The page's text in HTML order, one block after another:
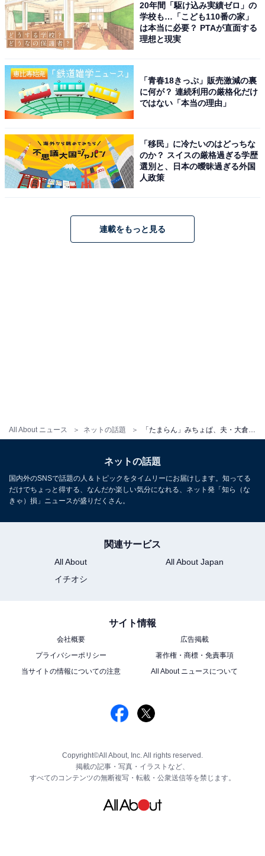
All About ニュース ネットの話題
20年間「駆け込み実績ゼロ」の
学校も…「こども110番の家」
は本当に必要？ PTAが直面する
理想と現実
「青春18きっぷ」販売激減の裏
に何が？ 連続利用の厳格化だけ
ではない「本当の理由」
「移民」に冷たいのはどっちな
のか？ スイスの厳格過ぎる学歴
選別と、日本の曖昧過ぎる外国
人政策
連載をもっと見る
ネットの話題
国内外のSNSで話題の人＆トピックをタイムリーにお届けします。知ってる
だけでちょっと得する、なんだか楽しい気分になれる、ネット発「知ら（な
きゃ）損」ニュースが盛りだくさん。
関連サービス
All About
All About Japan
イチオシ
サイト情報
会社概要
広告掲載
プライバシーポリシー
著作権・商標・免責事項
当サイトの情報についての注意
All About ニュースについて
Copyright©All About, Inc. All rights reserved.
掲載の記事・写真・イラストなど、
すべてのコンテンツの無断複写・転載・公衆送信等を禁じます。